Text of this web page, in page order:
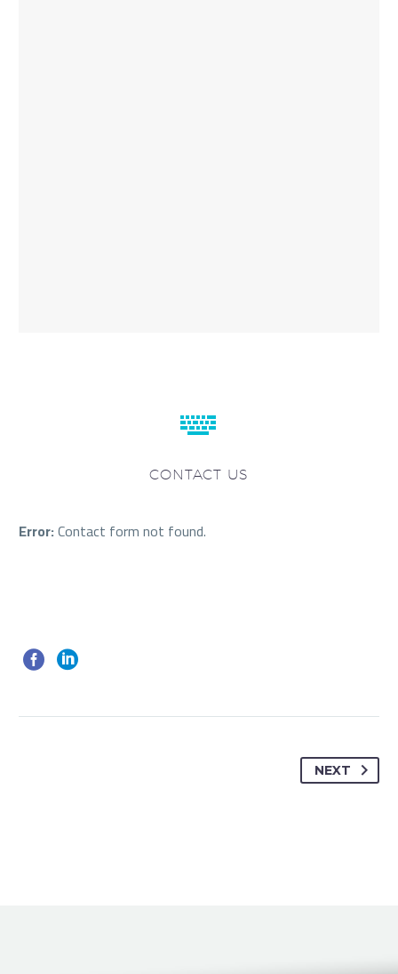


CONTACT US
Error:Contact form not found.
NEXT